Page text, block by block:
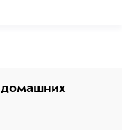
домашних